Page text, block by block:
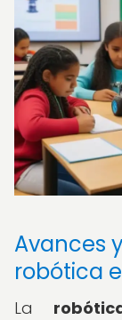
Avances
robótica
La